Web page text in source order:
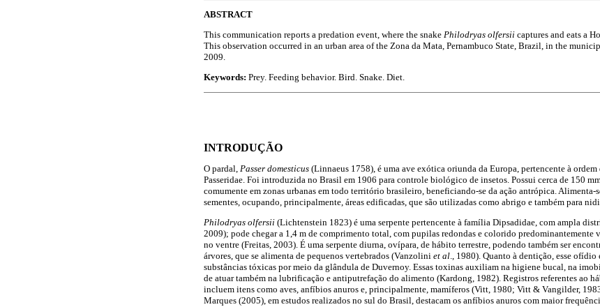
ABSTRACT
This communication reports a predation event, where the snake Philodryas olfersii captures and eats a
This observation occurred in an urban area of the Zona da Mata, Pernambuco State, Brazil, in the
2009.
Keywords: Prey. Feeding behavior. Bird. Snake. Diet.
INTRODUÇÃO
O pardal, Passer domesticus (Linnaeus 1758), é uma ave exótica oriunda da Europa, pertencente à ordem
Passeridae. Foi introduzida no Brasil em 1906 para controle biológico de insetos. Possui cerca de 150
comumente em zonas urbanas em todo território brasileiro, beneficiando-se da ação antrópica. Alimenta-
sementes, ocupando, principalmente, áreas edificadas, que são utilizadas como abrigo e também para
Philodryas olfersii (Lichtenstein 1823) é uma serpente pertencente à família Dipsadidae, com ampla
2009); pode chegar a 1,4 m de comprimento total, com pupilas redondas e colorido predominantemente
no ventre (Freitas, 2003). É uma serpente diurna, ovípara, de hábito terrestre, podendo também ser
árvores, que se alimenta de pequenos vertebrados (Vanzolini et al., 1980). Quanto à dentição, esse
substâncias tóxicas por meio da glândula de Duvernoy. Essas toxinas auxiliam na higiene bucal, na
de atuar também na lubrificação e antiputrefação do alimento (Kardong, 1982). Registros referentes ao
incluem itens como aves, anfíbios anuros e, principalmente, mamíferos (Vitt, 1980; Vitt & Vangilder,
Marques (2005), em estudos realizados no sul do Brasil, destacam os anfíbios anuros com maior